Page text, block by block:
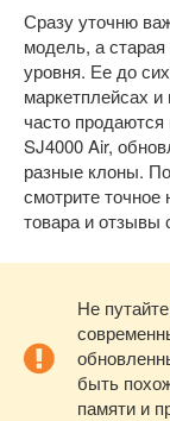
Сразу уточню
модель, а
уровня. Ее до
маркетплейсах
часто
SJ4000 Air,
разные клоны.
смотрите точное
товара и
Не
быть
памяти и